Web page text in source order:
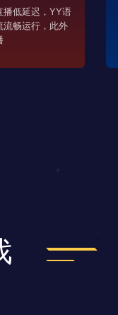
播低延迟，YY语
流畅运行，此外